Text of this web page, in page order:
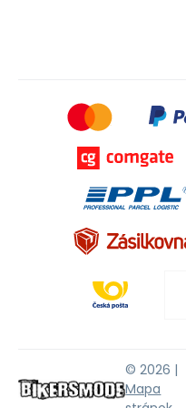
© 2026 |
Mapa